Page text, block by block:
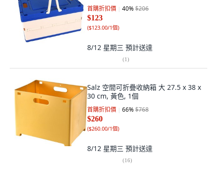
首購折扣價 40%$206
$123
($123.00/1個)
8/12 星期三 預計送達
(1)
Salz 空間可折疊收納箱 大 27.5 x 38 x
30 cm, 黃色, 1個
首購折扣價 66%$768
$260
($260.00/1個)
8/12 星期三 預計送達
(16)